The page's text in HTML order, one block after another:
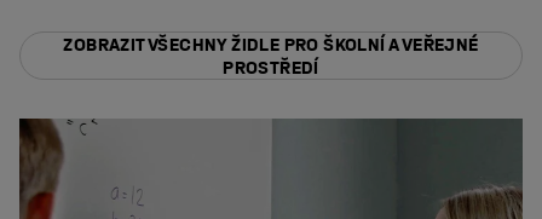
ZOBRAZIT VŠECHNY ŽIDLE PRO ŠKOLNÍ A VEŘEJNÉ
PROSTŘEDÍ